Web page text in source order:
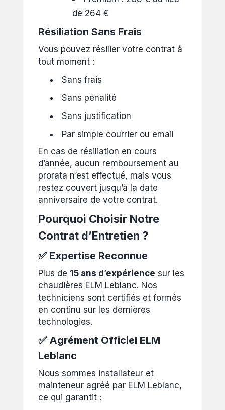
de 264 €
Résiliation Sans Frais
Vous pouvez résilier votre contrat à
tout moment :
Sans frais
Sans pénalité
Sans justification
Par simple courrier ou email
En cas de résiliation en cours
d’année, aucun remboursement au
prorata n’est effectué, mais vous
restez couvert jusqu’à la date
anniversaire de votre contrat.
Pourquoi Choisir Notre
Contrat d’Entretien ?
✅ Expertise Reconnue
Plus de 15 ans d’expérience sur les
chaudières ELM Leblanc. Nos
techniciens sont certifiés et formés
en continu sur les dernières
technologies.
✅ Agrément Officiel ELM
Leblanc
Nous sommes installateur et
mainteneur agréé par ELM Leblanc,
ce qui garantit :